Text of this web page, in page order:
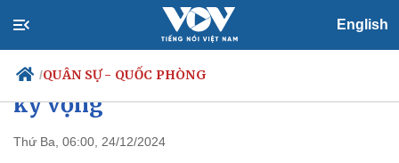
English
/QUÂN SỰ - QUỐC PHÒNG
Triển lãm Quốc phòng quốc tế
Việt Nam 2024: Thành công vượt
kỳ vọng
Thứ Ba, 06:00, 24/12/2024